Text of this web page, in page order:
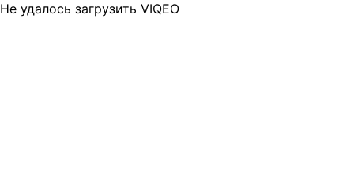
Не удалось загрузить VIQEO